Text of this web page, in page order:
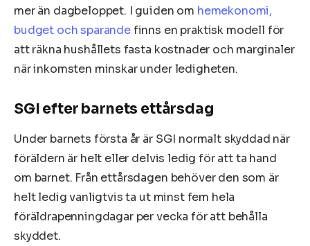
mer än dagbeloppet. I guiden om hemekonomi,
budget och sparandefinns en praktisk modell för
att räkna hushållets fasta kostnader och marginaler
när inkomsten minskar under ledigheten.
SGI efter barnets ettårsdag
Under barnets första år är SGI normalt skyddad när
föräldern är helt eller delvis ledig för att ta hand
om barnet. Från ettårsdagen behöver den som är
helt ledig vanligtvis ta ut minst fem hela
föräldrapenningdagar per vecka för att behålla
skyddet.